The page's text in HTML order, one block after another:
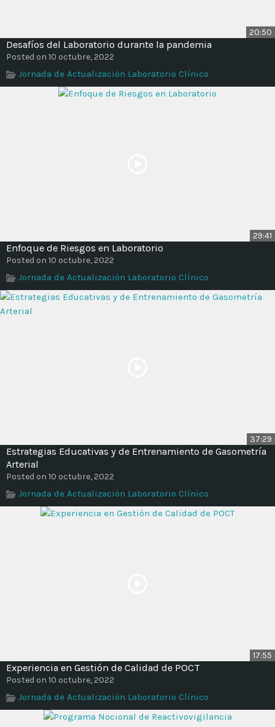
20:50
Desafíos del Laboratorio durante la pandemia
Posted on 10 octubre, 2022
Jornada de Actualización Laboratorio Clínico
29:41
Enfoque de Riesgos en Laboratorio
Posted on 10 octubre, 2022
Jornada de Actualización Laboratorio Clínico
37:29
Estrategias Educativas y de Entrenamiento de Gasometría
Arterial
Posted on 10 octubre, 2022
Jornada de Actualización Laboratorio Clínico
17:55
Experiencia en Gestión de Calidad de POCT
Posted on 10 octubre, 2022
Jornada de Actualización Laboratorio Clínico